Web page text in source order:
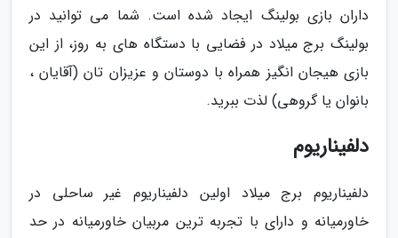
داران بازی بولینگ ایجاد شده است. شما می توانید در
بولینگ برج میلاد در فضایی با دستگاه های به روز، از این
بازی هیجان انگیز همراه با دوستان و عزیزان تان (آقایان ،
بانوان یا گروهی) لذت ببرید.
دلفیناریوم
دلفیناریوم برج میلاد اولین دلفیناریوم غیر ساحلی در
خاورمیانه و دارای با تجربه ترین مربیان خاورمیانه در حد